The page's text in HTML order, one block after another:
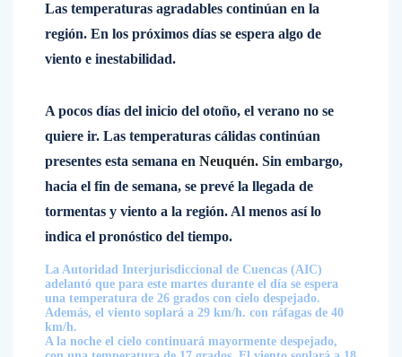
Las temperaturas agradables continúan en la
región. En los próximos días se espera algo de
viento e inestabilidad.
A pocos días del inicio del otoño, el verano no se
quiere ir. Las temperaturas cálidas continúan
presentes esta semana en Neuquén. Sin embargo,
hacia el fin de semana, se prevé la llegada de
tormentas y viento a la región. Al menos así lo
indica el pronóstico del tiempo.
La Autoridad Interjurisdiccional de Cuencas (AIC)
adelantó que para este martes durante el día se espera
una temperatura de 26 grados con cielo despejado.
Además, el viento soplará a 29 km/h. con ráfagas de 40
km/h.
A la noche el cielo continuará mayormente despejado,